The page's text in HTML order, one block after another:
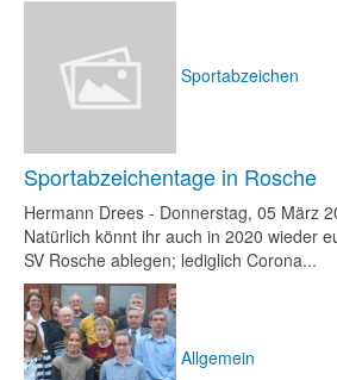
Sportabzeichen
Sportabzeichentage in Rosche
Hermann Drees - Donnerstag, 05 März
Natürlich könnt ihr auch in 2020 wieder
SV Rosche ablegen; lediglich Corona...
Allgemein